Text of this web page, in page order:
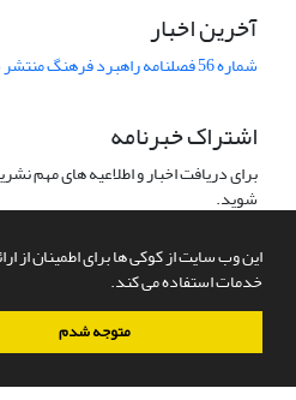
این وب سایت از کوکی ها برای اطمینان از
خدمات استفاده می کند.
متوجه شدم
آخرین اخبار
شماره 56 فصلنامه راهبرد فرهنگ منتشر شد
اشتراک خبرنامه
برای دریافت اخبار و اطلاعیه های مهم
شوید.
سامانه مدیریت نشریات علمی.طراحی و